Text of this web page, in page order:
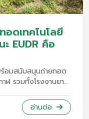
ดเทคโนโลยี
EUDR คือ
อมสนับสนุนถ่ายทอด
ฬ รวมทั้งโรงงานยาง
ดโลกได้ ไม่ถูกกีดกัน
การ ศูนย์รวบรวมผู้
อ่านต่อ